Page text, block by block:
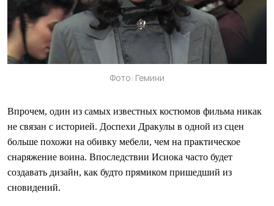
Фото: Гемини
Впрочем, один из самых известных костюмов фильма никак
не связан с историей. Доспехи Дракулы в одной из сцен
больше похожи на обивку мебели, чем на практическое
снаряжение воина. Впоследствии Исиока часто будет
создавать дизайн, как будто прямиком пришедший из
сновидений.